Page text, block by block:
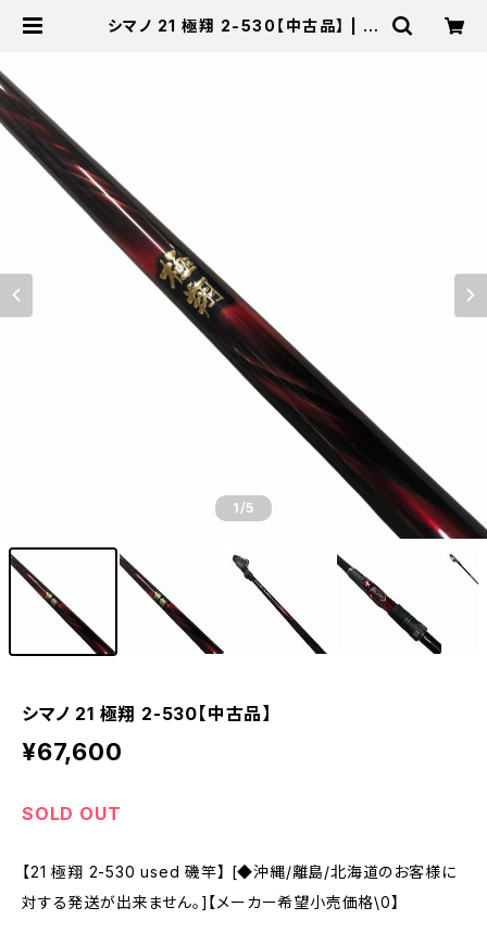
シマノ 21 極翔 2-530【中古品】 | 東
1/5
シマノ 21 極翔 2-530【中古品】
¥67,600
SOLD OUT
【21 極翔 2-530 used 磯竿】 [◆沖縄/離島/北海道のお客様に
対する発送が出来ません。]【メーカー希望小売価格\0】